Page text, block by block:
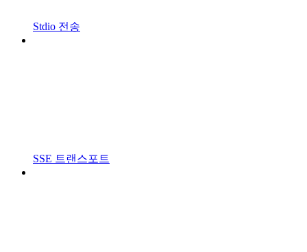
Stdio 전송
SSE 트랜스포트